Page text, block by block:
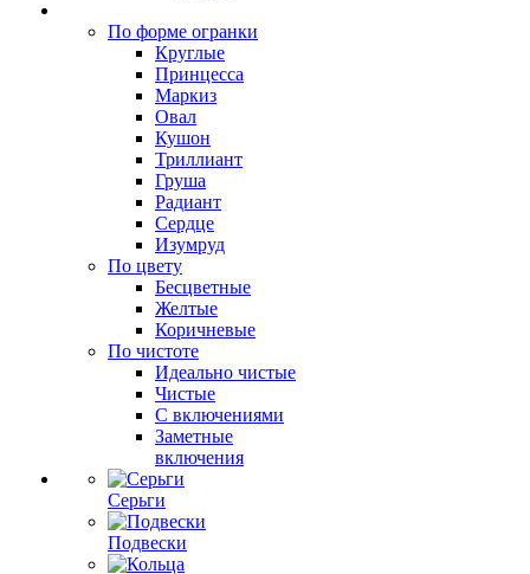
По форме огранки
Круглые
Принцесса
Маркиз
Овал
Кушон
Триллиант
Груша
Радиант
Сердце
Изумруд
По цвету
Бесцветные
Желтые
Коричневые
По чистоте
Идеально чистые
Чистые
С включениями
Заметные
включения
Серьги
Подвески